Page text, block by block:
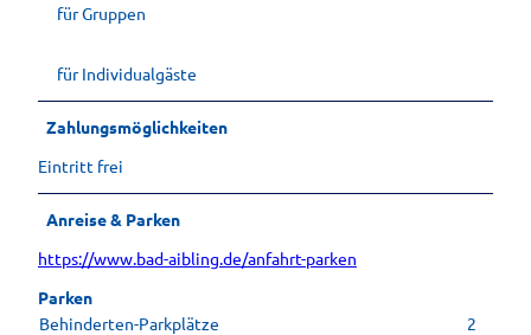
für Gruppen
für Individualgäste
Zahlungsmöglichkeiten
Eintritt frei
Anreise & Parken
https://www.bad-aibling.de/anfahrt-parken
Parken
Behinderten-Parkplätze
2